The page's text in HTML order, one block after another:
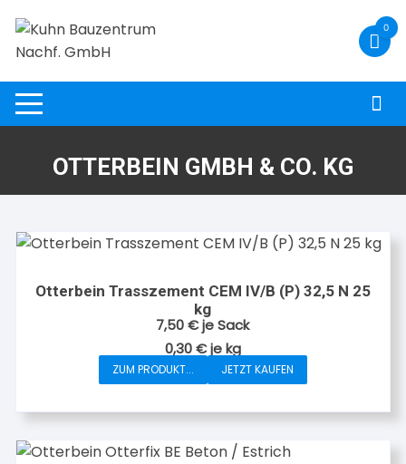
Inhalt
springen
0
OTTERBEIN GMBH & CO. KG
Otterbein Trasszement CEM IV/B (P) 32,5 N 25
kg
7,50€je Sack
0,30€jekg
ZUM PRODUKT... JETZT KAUFEN